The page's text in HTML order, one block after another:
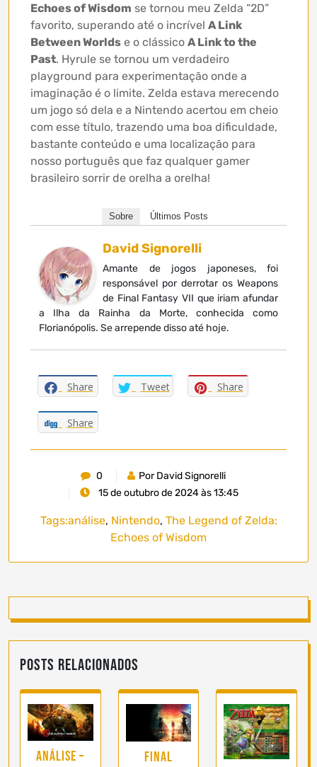
Echoes of Wisdom se tornou meu Zelda “2D”
favorito, superando até o incrível A Link
Between Worlds e o clássico A Link to the
Past. Hyrule se tornou um verdadeiro
playground para experimentação onde a
imaginação é o limite. Zelda estava merecendo
um jogo só dela e a Nintendo acertou em cheio
com esse título, trazendo uma boa dificuldade,
bastante conteúdo e uma localização para
nosso português que faz qualquer gamer
brasileiro sorrir de orelha a orelha!
Sobre Últimos Posts
David Signorelli
Amante de jogos japoneses, foi
responsável por derrotar os Weapons
de Final Fantasy VII que iriam afundar
a Ilha da Rainha da Morte, conhecida como
Florianópolis. Se arrepende disso até hoje.
Share Tweet Share
Share
0
Por David Signorelli
15 de outubro de 2024 às 13:45
Tags:análise, Nintendo, The Legend of Zelda:
Echoes of Wisdom
Posts Relacionados
Análise –
Final